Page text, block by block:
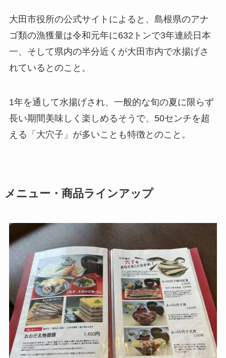
大田市役所の公式サイトによると、島根県のアナ
ゴ類の漁獲量は令和元年に632トンで3年連続日本
一、そして県内の半分近くが大田市内で水揚げさ
れているとのこと。
1年を通して水揚げされ、一般的な旬の夏に限らず
長い期間美味しく楽しめるそうで、50センチを超
える「大穴子」が多いことも特徴とのこと。
メニュー・商品ラインアップ